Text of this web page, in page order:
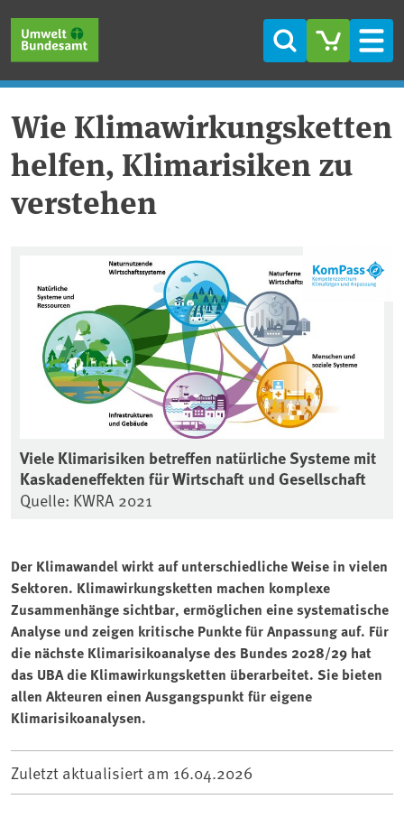
Suche
Wie Klimawirkungsketten
helfen, Klimarisiken zu
verstehen
Viele Klimarisiken betreffen natürliche Systeme mit
Kaskadeneffekten für Wirtschaft und Gesellschaft
Quelle: KWRA 2021
Der Klimawandel wirkt auf unterschiedliche Weise in vielen
Sektoren. Klimawirkungsketten machen komplexe
Zusammenhänge sichtbar, ermöglichen eine systematische
Analyse und zeigen kritische Punkte für Anpassung auf. Für
die nächste Klimarisikoanalyse des Bundes 2028/29 hat
das UBA die Klimawirkungsketten überarbeitet. Sie bieten
allen Akteuren einen Ausgangspunkt für eigene
Klimarisikoanalysen.
Zuletzt aktualisiert am 16.04.2026